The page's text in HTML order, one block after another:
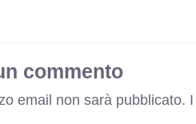
commento
email non sarà pubblicato.